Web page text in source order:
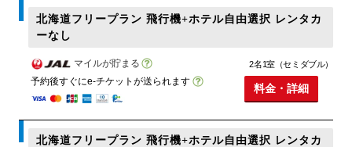
北海道フリープラン 飛行機+ホテル自由選択 レンタカ
ーなし
マイルが貯まる
予約後すぐにe-チケットが送られます
2名1室（セミダブル）
料金・詳細
北海道フリープラン 飛行機+ホテル自由選択 レンタカ